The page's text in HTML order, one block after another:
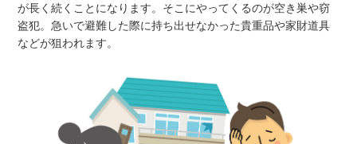
が長く続くことになります。そこにやってくるのが空き巣や窃
盗犯。急いで避難した際に持ち出せなかった貴重品や家財道具
などが狙われます。